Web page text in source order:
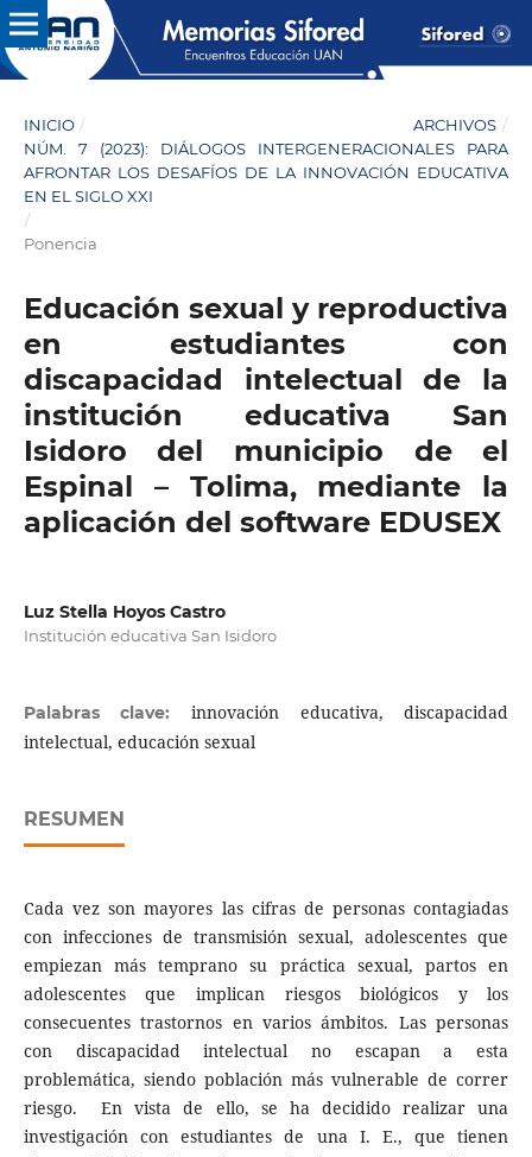
INICIO / ARCHIVOS /
NÚM. 7 (2023): DIÁLOGOS INTERGENERACIONALES PARA
AFRONTAR LOS DESAFÍOS DE LA INNOVACIÓN EDUCATIVA
EN EL SIGLO XXI
/
Ponencia
Educación sexual y reproductiva
en estudiantes con
discapacidad intelectual de la
institución educativa San
Isidoro del municipio de el
Espinal – Tolima, mediante la
aplicación del software EDUSEX
Luz Stella Hoyos Castro
Institución educativa San Isidoro
Palabras clave: innovación educativa, discapacidad
intelectual, educación sexual
RESUMEN
Cada vez son mayores las cifras de personas contagiadas
con infecciones de transmisión sexual, adolescentes que
empiezan más temprano su práctica sexual, partos en
adolescentes que implican riesgos biológicos y los
consecuentes trastornos en varios ámbitos. Las personas
con discapacidad intelectual no escapan a esta
problemática, siendo población más vulnerable de correr
riesgo. En vista de ello, se ha decidido realizar una
investigación con estudiantes de una I. E., que tienen